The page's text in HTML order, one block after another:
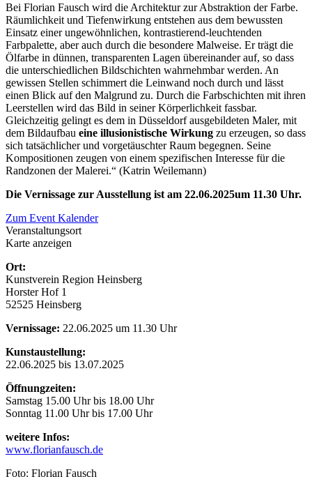
Bei Florian Fausch wird die Architektur zur Abstraktion der Farbe.
Räumlichkeit und Tiefenwirkung entstehen aus dem bewussten
Einsatz einer ungewöhnlichen, kontrastierend-leuchtenden
Farbpalette, aber auch durch die besondere Malweise. Er trägt die
Ölfarbe in dünnen, transparenten Lagen übereinander auf, so dass
die unterschiedlichen Bildschichten wahrnehmbar werden. An
gewissen Stellen schimmert die Leinwand noch durch und lässt
einen Blick auf den Malgrund zu. Durch die Farbschichten mit ihren
Leerstellen wird das Bild in seiner Körperlichkeit fassbar.
Gleichzeitig gelingt es dem in Düsseldorf ausgebildeten Maler, mit
dem Bildaufbau eine illusionistische Wirkung zu erzeugen, so dass
sich tatsächlicher und vorgetäuschter Raum begegnen. Seine
Kompositionen zeugen von einem spezifischen Interesse für die
Randzonen der Malerei.“ (Katrin Weilemann)
Die Vernissage zur Ausstellung ist am 22.06.2025um 11.30 Uhr.
Zum Event Kalender
Veranstaltungsort
Karte anzeigen
Ort:
Kunstverein Region Heinsberg
Horster Hof 1
52525 Heinsberg
Vernissage: 22.06.2025 um 11.30 Uhr
Kunstaustellung:
22.06.2025 bis 13.07.2025
Öffnungzeiten:
Samstag 15.00 Uhr bis 18.00 Uhr
Sonntag 11.00 Uhr bis 17.00 Uhr
weitere Infos:
www.florianfausch.de
Foto: Florian Fausch